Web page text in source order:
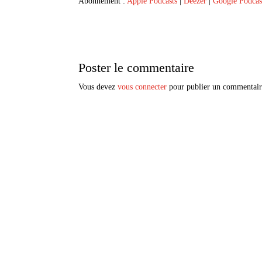
Poster le commentaire
Vous devezvous connecter pour publier un